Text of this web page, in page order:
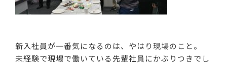
新入社員が一番気になるのは、やはり現場のこと。
未経験で現場で働いている先輩社員にかぶりつきでし